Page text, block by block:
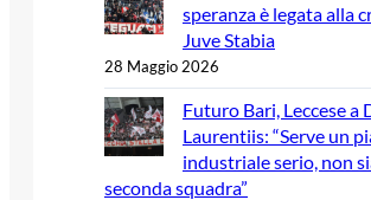
speranza è legata alla
Juve Stabia
28 Maggio 2026
Futuro Bari, Leccese a
Laurentiis: “Serve un
industriale serio, non
seconda squadra”